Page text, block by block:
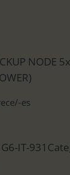
NODE
es
IT-931